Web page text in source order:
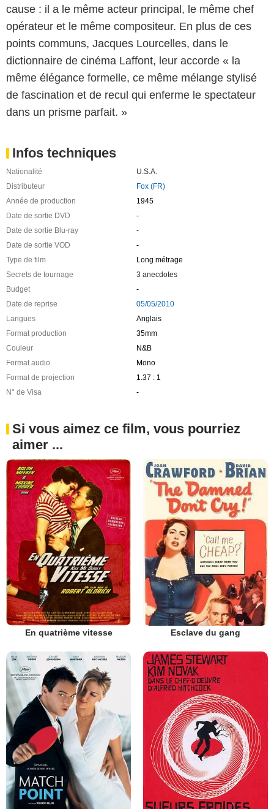
cause : il a le même acteur principal, le même chef
opérateur et le même compositeur. En plus de ces
points communs, Jacques Lourcelles, dans le
dictionnaire de cinéma Laffont, leur accorde « la
même élégance formelle, ce même mélange stylisé
de fascination et de recul qui enferme le spectateur
dans un prisme parfait. »
Infos techniques
Nationalité
U.S.A.
Distributeur
Fox (FR)
Année de production
1945
Date de sortie DVD
-
Date de sortie Blu-ray
-
Date de sortie VOD
-
Type de film
Long métrage
Secrets de tournage
3 anecdotes
Budget
-
Date de reprise
05/05/2010
Langues
Anglais
Format production
35mm
Couleur
N&B
Format audio
Mono
Format de projection
1.37 : 1
N° de Visa
-
Si vous aimez ce film, vous pourriez
aimer ...
En quatrième vitesse Esclave du gang